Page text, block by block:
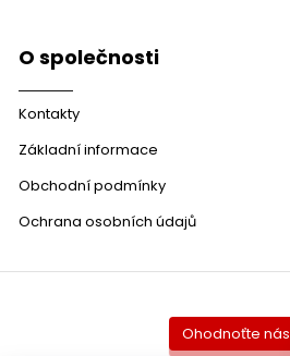
O společnosti
Kontakty
Základní informace
Obchodní podmínky
Ochrana osobních údajů
Ohodnoťte nás